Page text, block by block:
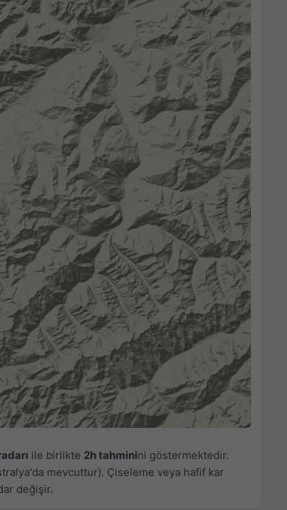
ile birlikte 2h tahminini göstermektedir.
mevcuttur). Çiseleme veya hafif kar
değişir.